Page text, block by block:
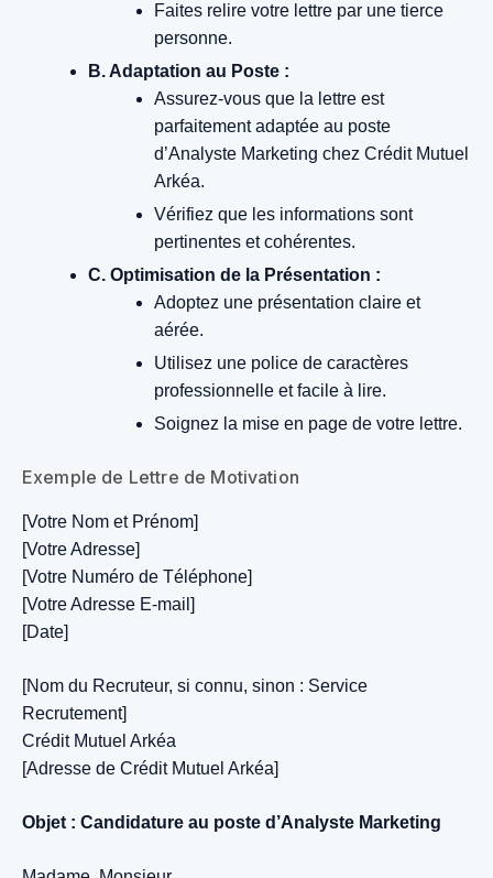
Faites relire votre lettre par une tierce
personne.
B. Adaptation au Poste :
Assurez-vous que la lettre est
parfaitement adaptée au poste
d’Analyste Marketing chez Crédit Mutuel
Arkéa.
Vérifiez que les informations sont
pertinentes et cohérentes.
C. Optimisation de la Présentation :
Adoptez une présentation claire et
aérée.
Utilisez une police de caractères
professionnelle et facile à lire.
Soignez la mise en page de votre lettre.
Exemple de Lettre de Motivation
[Votre Nom et Prénom]
[Votre Adresse]
[Votre Numéro de Téléphone]
[Votre Adresse E-mail]
[Date]
[Nom du Recruteur, si connu, sinon : Service
Recrutement]
Crédit Mutuel Arkéa
[Adresse de Crédit Mutuel Arkéa]
Objet : Candidature au poste d’Analyste Marketing